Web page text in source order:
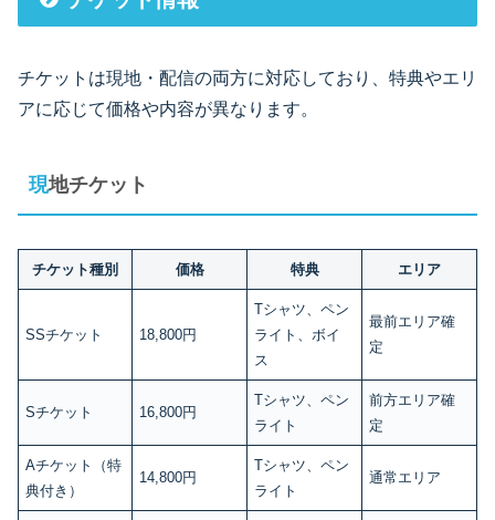
チケットは現地・配信の両方に対応しており、特典やエリ
アに応じて価格や内容が異なります。
現地チケット
チケット種別 価格 特典 エリア
SSチケット 18,800円
Tシャツ、ペン
ライト、ボイ
ス
最前エリア確
定
Sチケット 16,800円
Tシャツ、ペン
ライト
前方エリア確
定
Aチケット（特
典付き）
14,800円
Tシャツ、ペン
ライト
通常エリア